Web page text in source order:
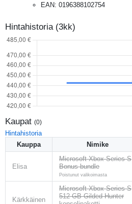
EAN: 0196388102754
Hintahistoria (3kk)
Kaupat (0)
Hintahistoria
Kauppa
Nimike
Elisa
Microsoft Xbox Series S
Bonus bundle
Poistunut valikoimasta
Kärkkäinen
Microsoft Xbox Series S
512 GB Gilded Hunter